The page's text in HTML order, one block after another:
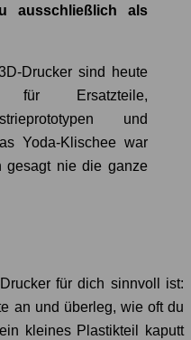
ausschließlich als
Drucker sind heute
für Ersatzteile,
und
Yoda-Klischee war
gesagt nie die ganze
für dich sinnvoll ist:
an und überleg, wie oft du
kleines Plastikteil kaputt